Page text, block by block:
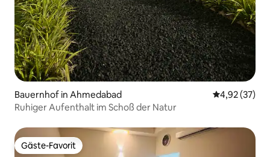
Bauernhof in Ahmedabad
4,92 (37)
Ruhiger Aufenthalt im Schoß der Natur
Gäste-Favorit
Gäste-Favorit